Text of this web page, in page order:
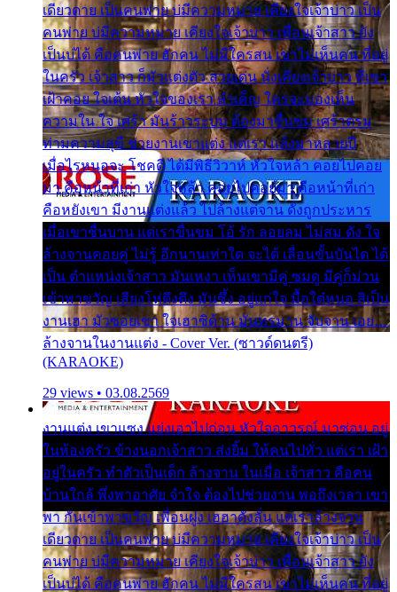
เดียวดาย เป็นคนพ่าย บ่มีความหมาย เคียงใจเจ้าบ่าว เป็น
คนพ่าย บ่มีความหมาย เคียงใจเจ้าบ่าว เพื่อนเจ้าสาว ยัง
เป็นบ่ได้ คือคนพ่าย ฮักคน ไม่มีใครสน เขาไม่เห็นคน ที่อยู่
ในครัว เจ้าสาว ก็มัวแต่งตัว สวยเด่น นั่งเคียงเจ้าบ่าว ที่เขา
เฝ้าคอย ใจเต้น หัวใจของเรา ลำเค็ญ ใครจะมองเห็น
ความใน ใจ เศร้า มันร้าวระบม ต้องมาขื่นขม เศร้าตรม
ท่ามความสุขี ช่วยงานเขาแต่ง แต่เรา แล้งมาหลายปี
เมื่อไรหนอจะ โชคดี ได้มีพิธีวิวาห์ หัวใจหล้า คอยไปคอย
มา คือหน้าที่เก่า หัวใจหล้า คอยไปคอยมา คือหน้าที่เก่า
คือหยังเขา มีงานแต่งแล้ว ไปล้างแต่จาน ดั่งถูกประหาร
เมื่อเขาชื่นบาน แต่เราขื่นขม โอ้ รัก ลอยลม ไม่สม ดัง ใจ
ล้างจานคอยคู่ ไม่รู้ อีกนานเท่าใด จะได้ เลื่อนขั้นบันได ได้
เป็น ตำแหน่งเจ้าสาว มันเหงา เห็นเขามีคู่ ซมดู มีคู่ก็ม่วน
เข้าพาขวัญ เสียงโห่ตึงตึง มันซึ้ง อยู่แก่ใจ มื้อใด๋หนอ สิเป็น
งานเฮา มัวซอยเขา ใจเฮาซิด้าน มันทรมาน จับจาน เอย…
ล้างจานในงานแต่ง - Cover Ver. (ซาวด์ดนตรี)
(KARAOKE)
29 views • 03.08.2569
งานแต่ง เขาแซง แย่งเอาไปก่อน หัวใจอาวรณ์ มาซ่อน อยู่
ในห้องครัว ข้างนอกเจ้าสาว ส่งยิ้ม ให้คนไปทั่ว แต่เรา เฝ้า
อยู่ในครัว ทำตัวเป็นเด็ก ล้างจาน ในเมื่อ เจ้าสาว คือคน
บ้านใกล้ พึ่งพาอาศัย จำใจ ต้องไปช่วยงาน พอถึงเวลา เขา
พา กันเข้าพาขวัญ เพื่อนฝูง เฮฮาดังลั่น แต่เราล้างจาน
เดียวดาย เป็นคนพ่าย บ่มีความหมาย เคียงใจเจ้าบ่าว เป็น
คนพ่าย บ่มีความหมาย เคียงใจเจ้าบ่าว เพื่อนเจ้าสาว ยัง
เป็นบ่ได้ คือคนพ่าย ฮักคน ไม่มีใครสน เขาไม่เห็นคน ที่อยู่